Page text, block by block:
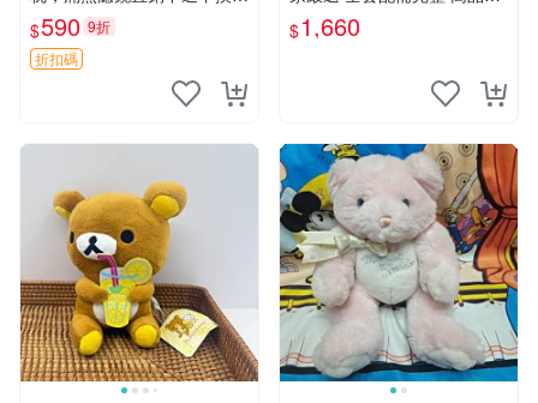
經典造型可愛必備 紅薯啵啵
間抱枕 抱枕 時尚
$590 9折
折扣碼
收藏好物 紋章 玩具熊 定制熊
$1,660